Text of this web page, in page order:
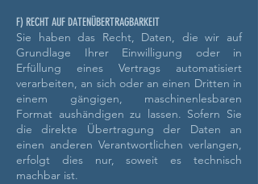
F) RECHT AUF DATENÜBERTRAGBARKEIT
Sie haben das Recht, Daten, die wir auf
Grundlage Ihrer Einwilligung oder in
Erfüllung eines Vertrags automatisiert
verarbeiten, an sich oder an einen Dritten in
einem gängigen, maschinenlesbaren
Format aushändigen zu lassen. Sofern Sie
die direkte Übertragung der Daten an
einen anderen Verantwortlichen verlangen,
erfolgt dies nur, soweit es technisch
machbar ist.